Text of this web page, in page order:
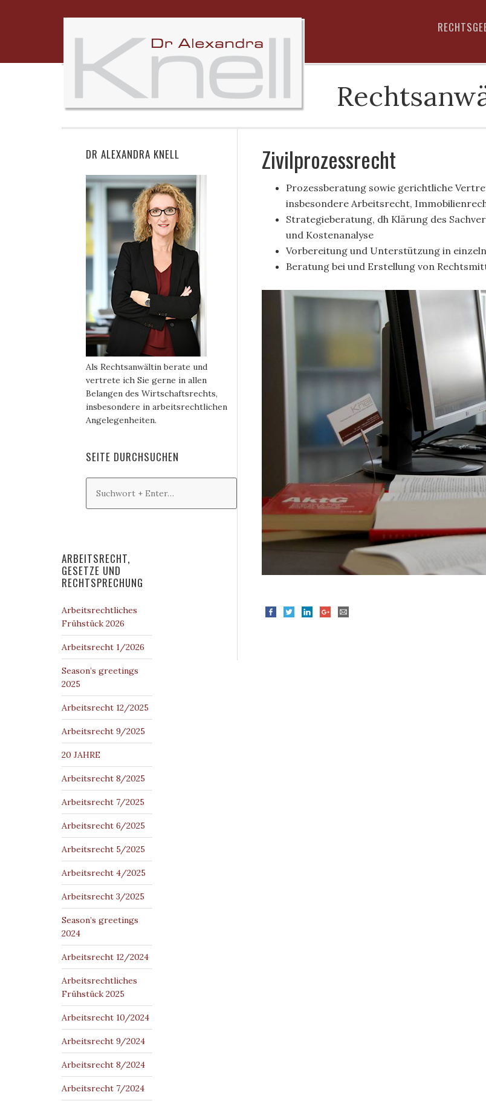
Zivilprozessrecht
Prozessberatung sowie gerichtliche
insbesondere Arbeitsrecht,
Strategieberatung, dh Klärung des
und Kostenanalyse
Vorbereitung und Unterstützung in
Beratung bei und Erstellung von
DR ALEXANDRA KNELL
Als Rechtsanwältin berate und
vertrete ich Sie gerne in allen
Belangen des Wirtschaftsrechts,
insbesondere in arbeitsrechtlichen
Angelegenheiten.
SEITE DURCHSUCHEN
ARBEITSRECHT,
GESETZE UND
RECHTSPRECHUNG
Arbeitsrechtliches
Frühstück 2026
Arbeitsrecht 1/2026
Season’s greetings
2025
Arbeitsrecht 12/2025
Arbeitsrecht 9/2025
20 JAHRE
Arbeitsrecht 8/2025
Arbeitsrecht 7/2025
Arbeitsrecht 6/2025
Arbeitsrecht 5/2025
Arbeitsrecht 4/2025
Arbeitsrecht 3/2025
Season’s greetings
2024
Arbeitsrecht 12/2024
Arbeitsrechtliches
Frühstück 2025
Arbeitsrecht 10/2024
Arbeitsrecht 9/2024
Arbeitsrecht 8/2024
Arbeitsrecht 7/2024